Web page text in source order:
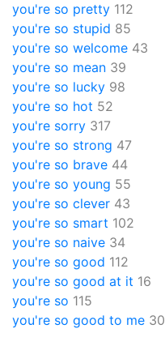
you're so pretty 112
you're so stupid 85
you're so welcome 43
you're so mean 39
you're so lucky 98
you're so hot 52
you're sorry 317
you're so strong 47
you're so brave 44
you're so young 55
you're so clever 43
you're so smart 102
you're so naive 34
you're so good 112
you're so good at it 16
you're so 115
you're so good to me 30